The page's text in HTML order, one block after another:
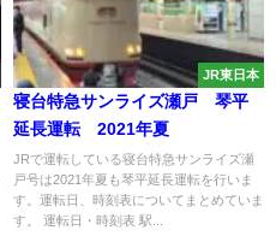
JR東日本
寝台特急サンライズ瀬戸 琴平
延長運転 2021年夏
JRで運転している寝台特急サンライズ瀬
戸号は2021年夏も琴平延長運転を行いま
す。運転日、時刻表についてまとめていま
す。 運転日・時刻表 駅...